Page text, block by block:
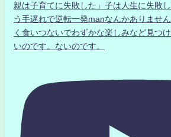
親は子育てに失敗した」子は人生に失敗
う手遅れで逆転一発manなんかありませ
く食いつないでわずかな楽しみなど見つ
いのです。ないのです。